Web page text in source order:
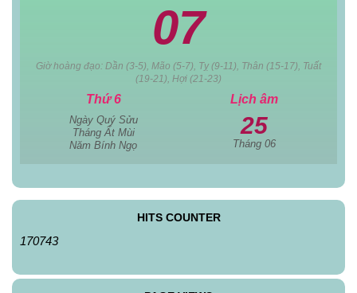
07
Giờ hoàng đạo: Dần (3-5), Mão (5-7), Tỵ (9-11), Thân (15-17), Tuất
(19-21), Hợi (21-23)
Thứ 6
Ngày Quý Sửu
Tháng Ất Mùi
Năm Bính Ngọ
Lịch âm
25
Tháng 06
HITS COUNTER
170743